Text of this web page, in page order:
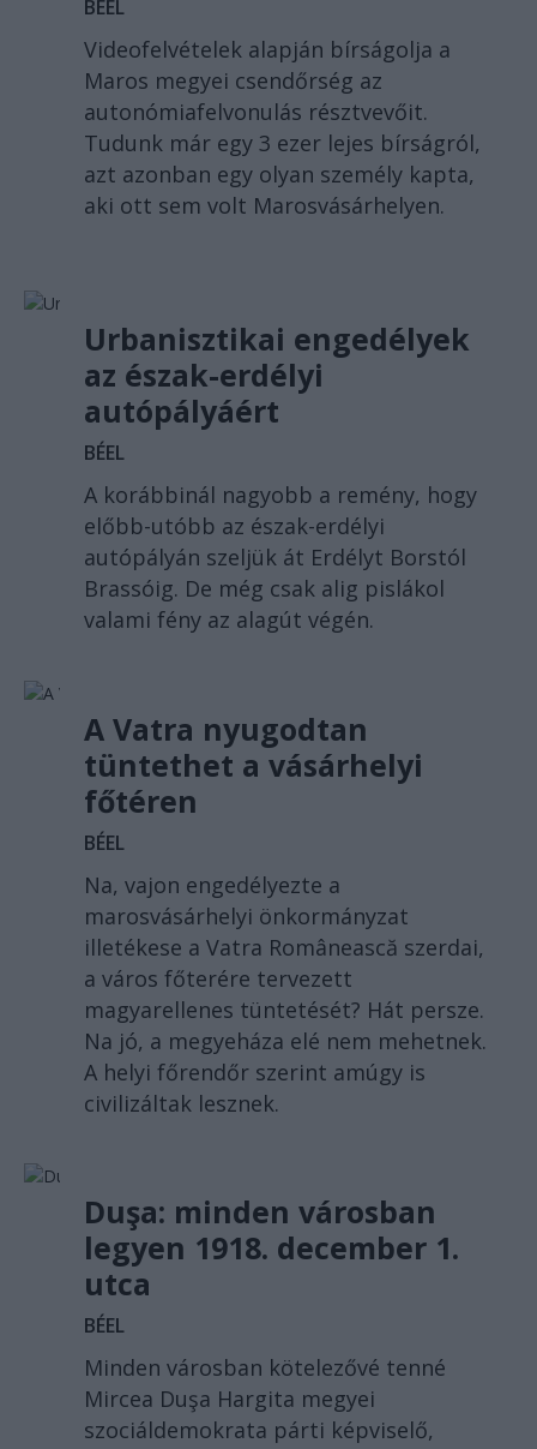
BÉEL
Videofelvételek alapján bírságolja a
Maros megyei csendőrség az
autonómiafelvonulás résztvevőit.
Tudunk már egy 3 ezer lejes bírságról,
azt azonban egy olyan személy kapta,
aki ott sem volt Marosvásárhelyen.
Urbanisztikai engedélyek
az észak-erdélyi
autópályáért
BÉEL
A korábbinál nagyobb a remény, hogy
előbb-utóbb az észak-erdélyi
autópályán szeljük át Erdélyt Borstól
Brassóig. De még csak alig pislákol
valami fény az alagút végén.
A Vatra nyugodtan
tüntethet a vásárhelyi
főtéren
BÉEL
Na, vajon engedélyezte a
marosvásárhelyi önkormányzat
illetékese a Vatra Românească szerdai,
a város főterére tervezett
magyarellenes tüntetését? Hát persze.
Na jó, a megyeháza elé nem mehetnek.
A helyi főrendőr szerint amúgy is
civilizáltak lesznek.
Duşa: minden városban
legyen 1918. december 1.
utca
BÉEL
Minden városban kötelezővé tenné
Mircea Duşa Hargita megyei
szociáldemokrata párti képviselő,